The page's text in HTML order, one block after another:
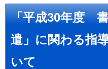
「平成30年度
遣」に関わる指
いて